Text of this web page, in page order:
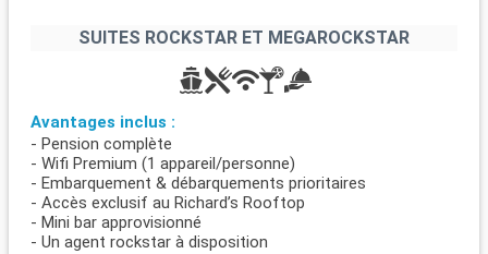
SUITES ROCKSTAR ET MEGAROCKSTAR
Avantages inclus :
- Pension complète
- Wifi Premium (1 appareil/personne)
- Embarquement & débarquements prioritaires
- Accès exclusif au Richard’s Rooftop
- Mini bar approvisionné
- Un agent rockstar à disposition